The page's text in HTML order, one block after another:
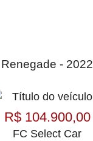
Renegade - 2022
R$ 104.900,00
FC Select Car